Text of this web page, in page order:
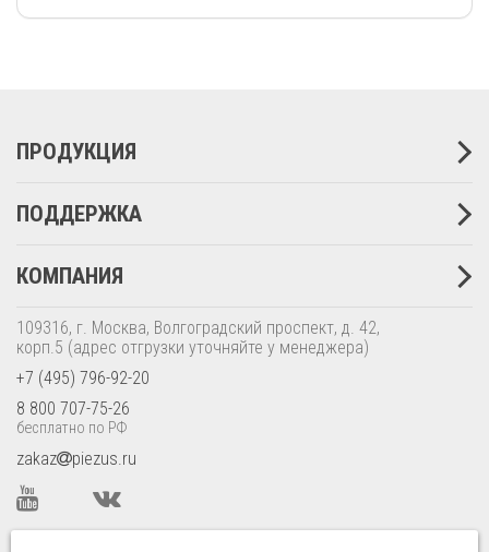
ПРОДУКЦИЯ
ПОДДЕРЖКА
КОМПАНИЯ
109316, г. Москва, Волгоградский проспект, д. 42,
корп.5 (адрес отгрузки уточняйте у менеджера)
+7 (495) 796-92-20
8 800 707-75-26
бесплатно по РФ
zakaz piezus.ru